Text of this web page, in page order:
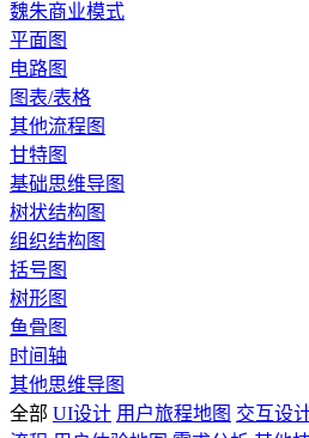
魏朱商业模式
平面图
电路图
图表/表格
其他流程图
甘特图
基础思维导图
树状结构图
组织结构图
括号图
树形图
鱼骨图
时间轴
其他思维导图
全部 UI设计 用户旅程地图 交互设